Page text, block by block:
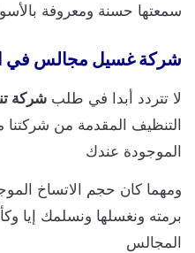
حسنة ومعروفة
غسيل مجالس في
تتردد أبدا في طلبشركة
المقدمة من شركتنا
عندك
كان حجم الاتساخ
ونغسلها ونسلمك إيا